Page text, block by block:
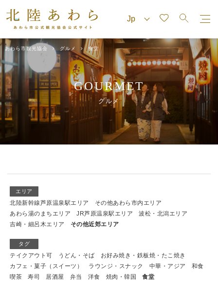
あわら市観光協会 グルメ 食堂
GOURMET
グルメ
エリア
北陸新幹線芦原温泉駅エリア
その他あわら市内エリア
あわら湯のまちエリア
JR芦原温泉駅エリア
波松・北潟エリア
吉崎・細呂木エリア
その他近郊エリア
タグ
テイクアウト可 うどん・そば
お好み焼き・鉄板焼・たこ焼き
カフェ・菓子（スイーツ）
ラウンジ・スナック 中華・アジア
和食
喫茶
寿司 居酒屋 弁当 洋食 焼肉・韓国 食堂